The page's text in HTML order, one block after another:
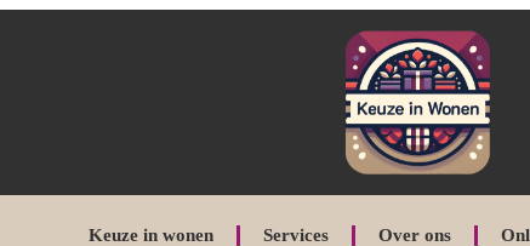
Keuze in wonen Services Over ons